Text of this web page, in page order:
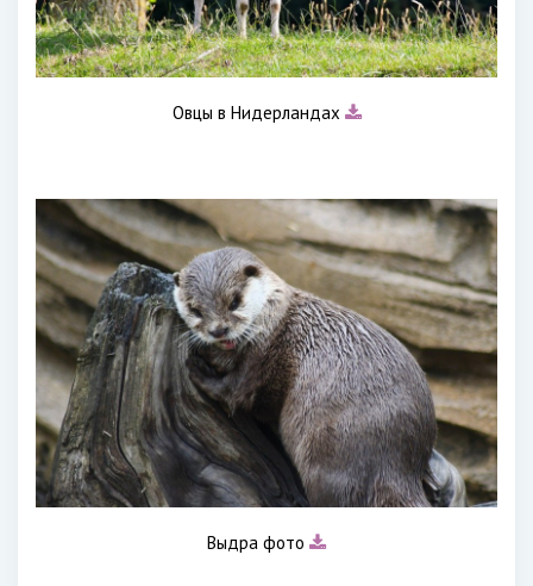
Овцы в Нидерландах
Выдра фото